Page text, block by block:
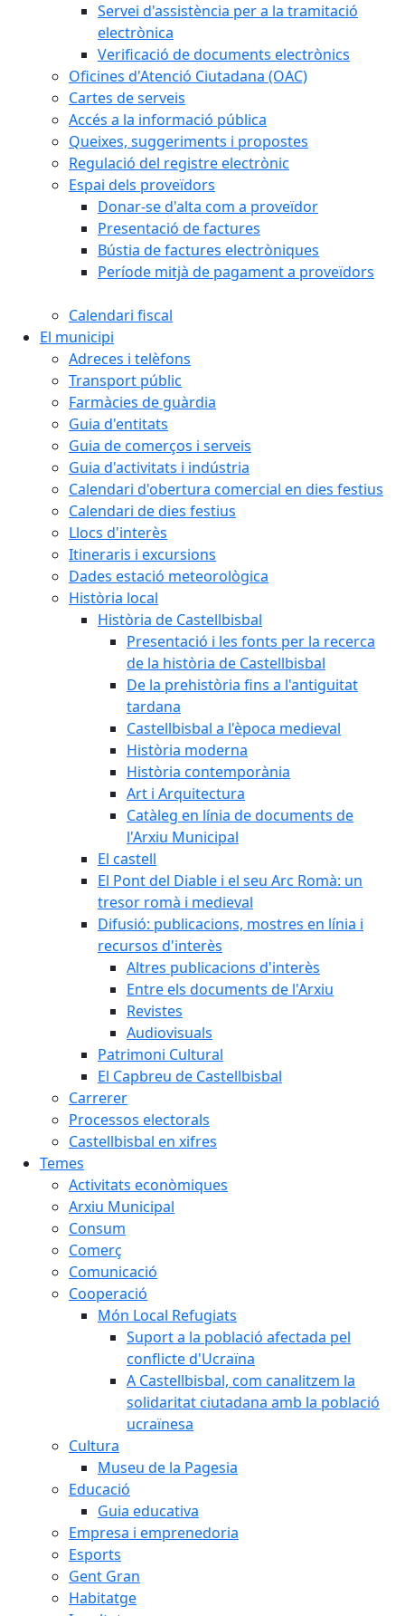
Servei d'assistència per a la tramitació
electrònica
Verificació de documents electrònics
Oficines d'Atenció Ciutadana (OAC)
Cartes de serveis
Accés a la informació pública
Queixes, suggeriments i propostes
Regulació del registre electrònic
Espai dels proveïdors
Donar-se d'alta com a proveïdor
Presentació de factures
Bústia de factures electròniques
Període mitjà de pagament a proveïdors
Calendari fiscal
El municipi
Adreces i telèfons
Transport públic
Farmàcies de guàrdia
Guia d'entitats
Guia de comerços i serveis
Guia d'activitats i indústria
Calendari d'obertura comercial en dies festius
Calendari de dies festius
Llocs d'interès
Itineraris i excursions
Dades estació meteorològica
Història local
Història de Castellbisbal
Presentació i les fonts per la recerca
de la història de Castellbisbal
De la prehistòria fins a l'antiguitat
tardana
Castellbisbal a l'època medieval
Història moderna
Història contemporània
Art i Arquitectura
Catàleg en línia de documents de
l'Arxiu Municipal
El castell
El Pont del Diable i el seu Arc Romà: un
tresor romà i medieval
Difusió: publicacions, mostres en línia i
recursos d'interès
Altres publicacions d'interès
Entre els documents de l'Arxiu
Revistes
Audiovisuals
Patrimoni Cultural
El Capbreu de Castellbisbal
Carrerer
Processos electorals
Castellbisbal en xifres
Temes
Activitats econòmiques
Arxiu Municipal
Consum
Comerç
Comunicació
Cooperació
Món Local Refugiats
Suport a la població afectada pel
conflicte d'Ucraïna
A Castellbisbal, com canalitzem la
solidaritat ciutadana amb la població
ucraïnesa
Cultura
Museu de la Pagesia
Educació
Guia educativa
Empresa i emprenedoria
Esports
Gent Gran
Habitatge